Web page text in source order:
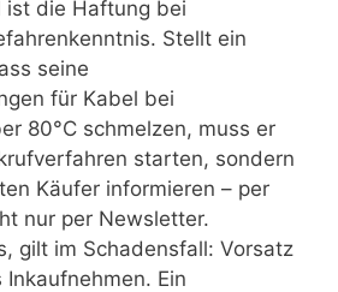
ist die Haftung bei
Stellt ein
seine
für Kabel bei
80°C schmelzen, muss er
starten, sondern
Käufer informieren – per
nur per Newsletter.
gilt im Schadensfall: Vorsatz
Ein